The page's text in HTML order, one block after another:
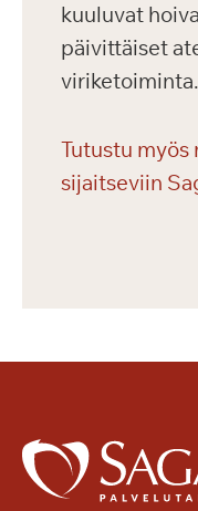
kuuluvat
päivittäiset
viriketoiminta.
Tutustu myös
sijaitseviin